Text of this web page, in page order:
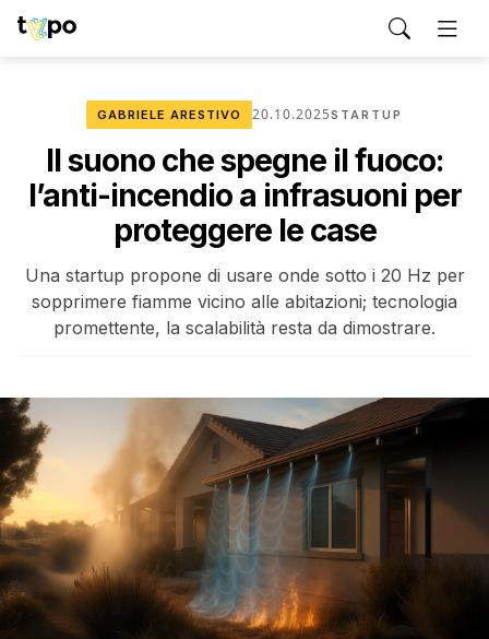
GABRIELE ARESTIVO 20.10.2025STARTUP
Il suono che spegne il fuoco:
l’anti-incendio a infrasuoni per
proteggere le case
Una startup propone di usare onde sotto i 20 Hz per
sopprimere fiamme vicino alle abitazioni; tecnologia
promettente, la scalabilità resta da dimostrare.